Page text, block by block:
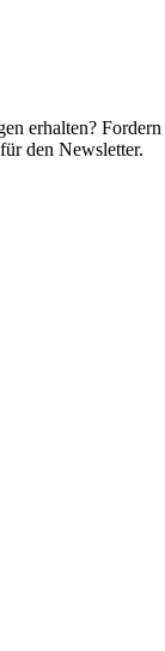
erhalten? Fordern
den Newsletter.